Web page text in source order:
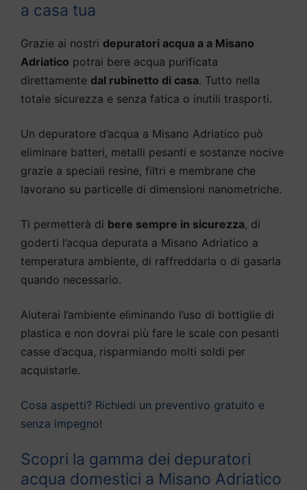
a casa tua
Grazie ai nostri depuratori acqua a a Misano
Adriatico potrai bere acqua purificata
direttamente dal rubinetto di casa. Tutto nella
totale sicurezza e senza fatica o inutili trasporti.
Un depuratore d’acqua a Misano Adriatico può
eliminare batteri, metalli pesanti e sostanze nocive
grazie a speciali resine, filtri e membrane che
lavorano su particelle di dimensioni nanometriche.
Ti permetterà di bere sempre in sicurezza, di
goderti l’acqua depurata a Misano Adriatico a
temperatura ambiente, di raffreddarla o di gasarla
quando necessario.
Aiuterai l’ambiente eliminando l’uso di bottiglie di
plastica e non dovrai più fare le scale con pesanti
casse d’acqua, risparmiando molti soldi per
acquistarle.
Cosa aspetti? Richiedi un preventivo gratuito e
senza impegno!
Scopri la gamma dei depuratori
acqua domestici a Misano Adriatico